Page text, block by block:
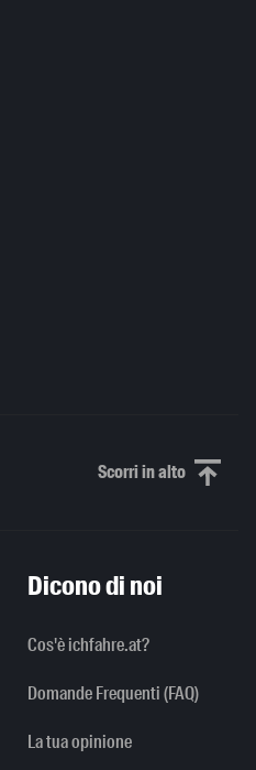
Scorri in altoScorri in alto
Dicono di noi
Cos'è ichfahre.at?
Domande Frequenti (FAQ)
La tua opinione